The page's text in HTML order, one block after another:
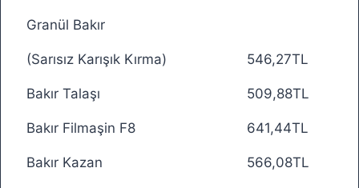
Granül Bakır
(Sarısız Karışık Kırma) 546,27TL
Bakır Talaşı 509,88TL
Bakır Filmaşin F8 641,44TL
Bakır Kazan 566,08TL